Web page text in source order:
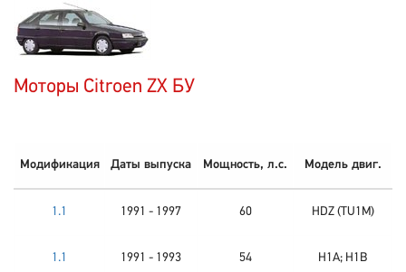
Моторы Citroen ZX БУ
Модификация Даты выпуска Мощность, л.с. Модель двиг.
1.1 1991 - 1997 60 HDZ (TU1M)
1.1 1991 - 1993 54 H1A; H1B